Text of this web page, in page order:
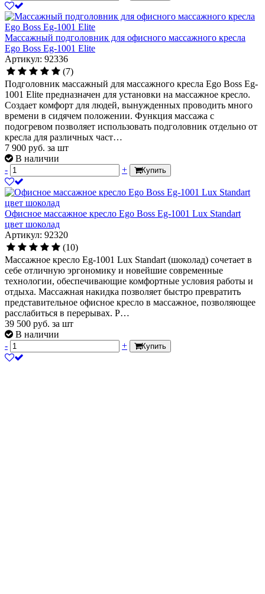
Массажный подголовник для офисного массажного кресла
Ego Boss Eg-1001 Elite
Артикул: 92336
(7)
Подголовник массажный для массажного кресла Ego Boss Eg-
1001 Elite предназначен для установки на массажное кресло.
Создает комфорт для людей, вынужденных проводить много
времени в сидячем положении. Функция массажа с
подогревом позволяет использовать подголовник отдельно от
кресла для различных част…
7 900 руб. за шт
В наличии
-
+ Купить
Офисное массажное кресло Ego Boss Eg-1001 Lux Standart
цвет шоколад
Артикул: 92320
(10)
Массажное кресло Eg-1001 Lux Standart (шоколад) сочетает в
себе отличную эргономику и новейшие современные
технологии, обеспечивающие комфортные условия работы и
отдыха. Массажная накидка позволяет быстро превратить
представительное офисное кресло в массажное, позволяющее
расслабиться в перерывах. Р…
39 500 руб. за шт
В наличии
-
+ Купить